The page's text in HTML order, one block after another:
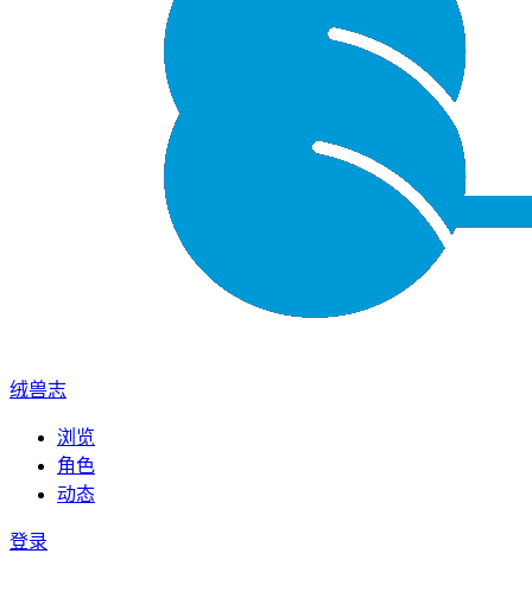
绒兽志
浏览
角色
动态
登录